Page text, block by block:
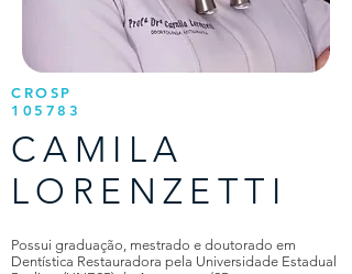
CROSP
105783
CAMILA
LORENZETTI
Possui graduação, mestrado e doutorado em
Dentística Restauradora pela Universidade Estadual